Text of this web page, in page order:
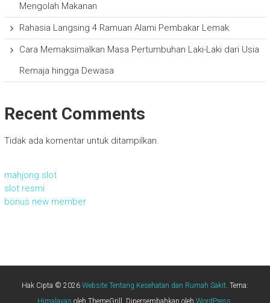
Mengolah Makanan
Rahasia Langsing 4 Ramuan Alami Pembakar Lemak
Cara Memaksimalkan Masa Pertumbuhan Laki-Laki dari Usia
Remaja hingga Dewasa
Recent Comments
Tidak ada komentar untuk ditampilkan.
mahjong slot
slot resmi
bonus new member
Hak Cipta © 2026 Website Tentang Kesehatan dan Rumah Sakit. Tema: